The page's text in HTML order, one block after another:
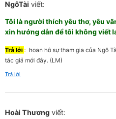
NgôTài viết:
Tôi là người thích yêu thơ, yêu
xin hướng dẫn để tôi không viết
Trả lới : hoan hô sự tham gia của Ngô
tác giả mới đây. (LM)
Trả lời
Hoài Thương viết: